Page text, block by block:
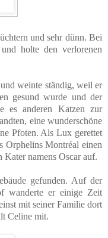
und sehr dünn. Bei
holte den verlorenen
weinte ständig, weil er
gesund wurde und der
es anderen Katzen zur
eine wunderschöne
Pfoten. Als Lux gerettet
Orphelins Montréal einen
Kater namens Oscar auf.
gefunden. Auf der
wanderte er einige Zeit
mit seiner Familie dort
Celine mit.